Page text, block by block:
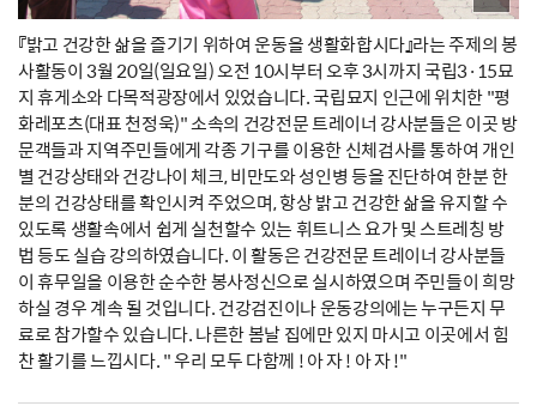
『밝고 건강한 삶을 즐기기 위하여 운동을 생활화합시다』라는 주제의 봉
사활동이 3월 20일(일요일) 오전 10시부터 오후 3시까지 국립3·15묘
지 휴게소와 다목적광장에서 있었습니다. 국립묘지 인근에 위치한 "평
화레포츠(대표 천정욱)" 소속의 건강전문 트레이너 강사분들은 이곳 방
문객들과 지역주민들에게 각종 기구를 이용한 신체검사를 통하여 개인
별 건강상태와 건강나이 체크, 비만도와 성인병 등을 진단하여 한분 한
분의 건강상태를 확인시켜 주었으며, 항상 밝고 건강한 삶을 유지할 수
있도록 생활속에서 쉽게 실천할수 있는 휘트니스 요가 및 스트레칭 방
법 등도 실습 강의하였습니다. 이 활동은 건강전문 트레이너 강사분들
이 휴무일을 이용한 순수한 봉사정신으로 실시하였으며 주민들이 희망
하실 경우 계속 될 것입니다. 건강검진이나 운동강의에는 누구든지 무
료로 참가할수 있습니다. 나른한 봄날 집에만 있지 마시고 이곳에서 힘
찬 활기를 느낍시다. " 우리 모두 다함께 ! 아 자 ! 아 자 !"